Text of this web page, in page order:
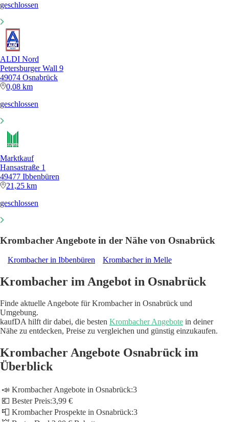
geschlossen
ALDI Nord
Petersburger Wall 9
49074 Osnabrück
0,08 km
geschlossen
Marktkauf
Hansastraße 1
49477 Ibbenbüren
21,25 km
geschlossen
Krombacher Angebote in der Nähe von Osnabrück
Krombacher in Ibbenbüren Krombacher in Melle
Krombacher im Angebot in Osnabrück
Finde aktuelle Angebote für Krombacher in Osnabrück und
Umgebung.
kaufDA hilft dir dabei, die besten Krombacher Angebote in deiner
Nähe zu entdecken, Preise zu vergleichen und günstig einzukaufen.
Krombacher Angebote Osnabrück im
Überblick
📣 Krombacher Angebote in Osnabrück:3
💶 Bester Preis:3,99 €
📮 Krombacher Prospekte in Osnabrück:3